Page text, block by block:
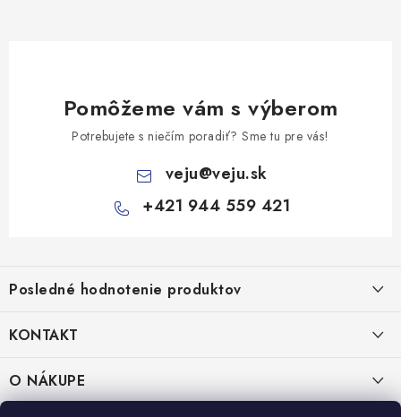
Pomôžeme vám s výberom
Potrebujete s niečím poradiť? Sme tu pre vás!
veju@veju.sk
+421 944 559 421
p
ä
e
Posledné hodnotenie produktov
KONTAKT
VEJU s.r.o.
Janka Kráľa 1059/82
Nitra 94901
O NÁKUPE